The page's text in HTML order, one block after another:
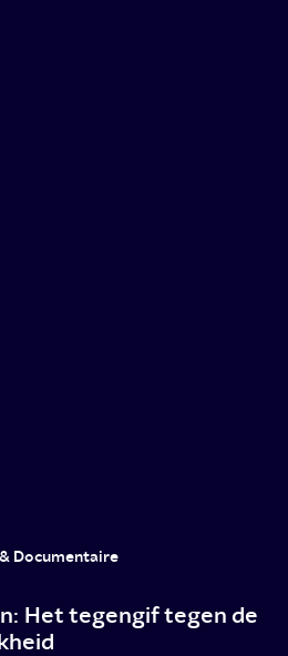
Documentaire
Het tegengif tegen de